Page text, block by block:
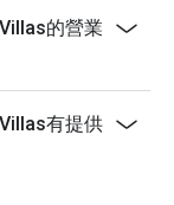
的營業
有提供